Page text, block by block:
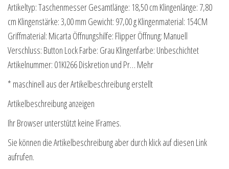
Artikeltyp: Taschenmesser Gesamtlänge: 18,50 cm Klingenlänge: 7,80
cm Klingenstärke: 3,00 mm Gewicht: 97,00 g Klingenmaterial: 154CM
Griffmaterial: Micarta Öffnungshilfe: Flipper Öffnung: Manuell
Verschluss: Button Lock Farbe: Grau Klingenfarbe: Unbeschichtet
Artikelnummer: 01KI266 Diskretion und Pr… Mehr
* maschinell aus der Artikelbeschreibung erstellt
Artikelbeschreibung anzeigen
Ihr Browser unterstützt keine IFrames.
Sie können die Artikelbeschreibung aber durch klick auf diesen Link
aufrufen.